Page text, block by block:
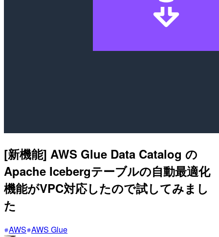
[新機能] AWS Glue Data Catalog の
Apache Icebergテーブルの自動最適化
機能がVPC対応したので試してみまし
た
AWS AWS Glue